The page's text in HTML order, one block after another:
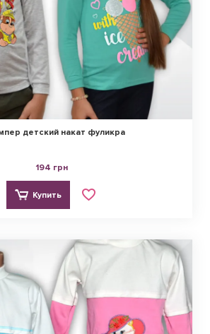
детский накат фуликра
194 грн
Купить